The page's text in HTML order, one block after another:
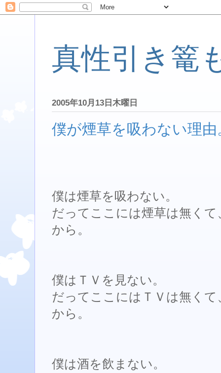
真性引き篭
2005年10月13日木曜日
僕が煙草を吸わない理由
僕は煙草を吸わない。
だってここには煙草は無く
から。
僕はＴＶを見ない。
だってここにはＴＶは無く
から。
僕は酒を飲まない。